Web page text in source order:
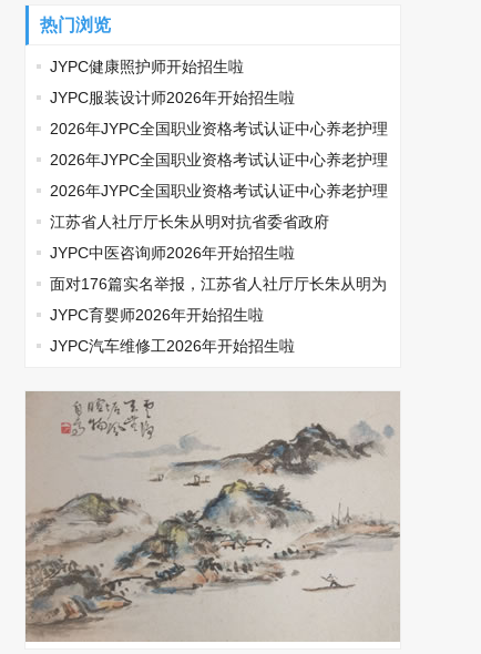
热门浏览
JYPC健康照护师开始招生啦
JYPC服装设计师2026年开始招生啦
2026年JYPC全国职业资格考试认证中心养老护理
师开始报名啦
2026年JYPC全国职业资格考试认证中心养老护理
师开始报名啦
2026年JYPC全国职业资格考试认证中心养老护理
师开始报名啦
江苏省人社厅厅长朱从明对抗省委省政府
JYPC中医咨询师2026年开始招生啦
面对176篇实名举报，江苏省人社厅厅长朱从明为
何选择沉默
JYPC育婴师2026年开始招生啦
JYPC汽车维修工2026年开始招生啦